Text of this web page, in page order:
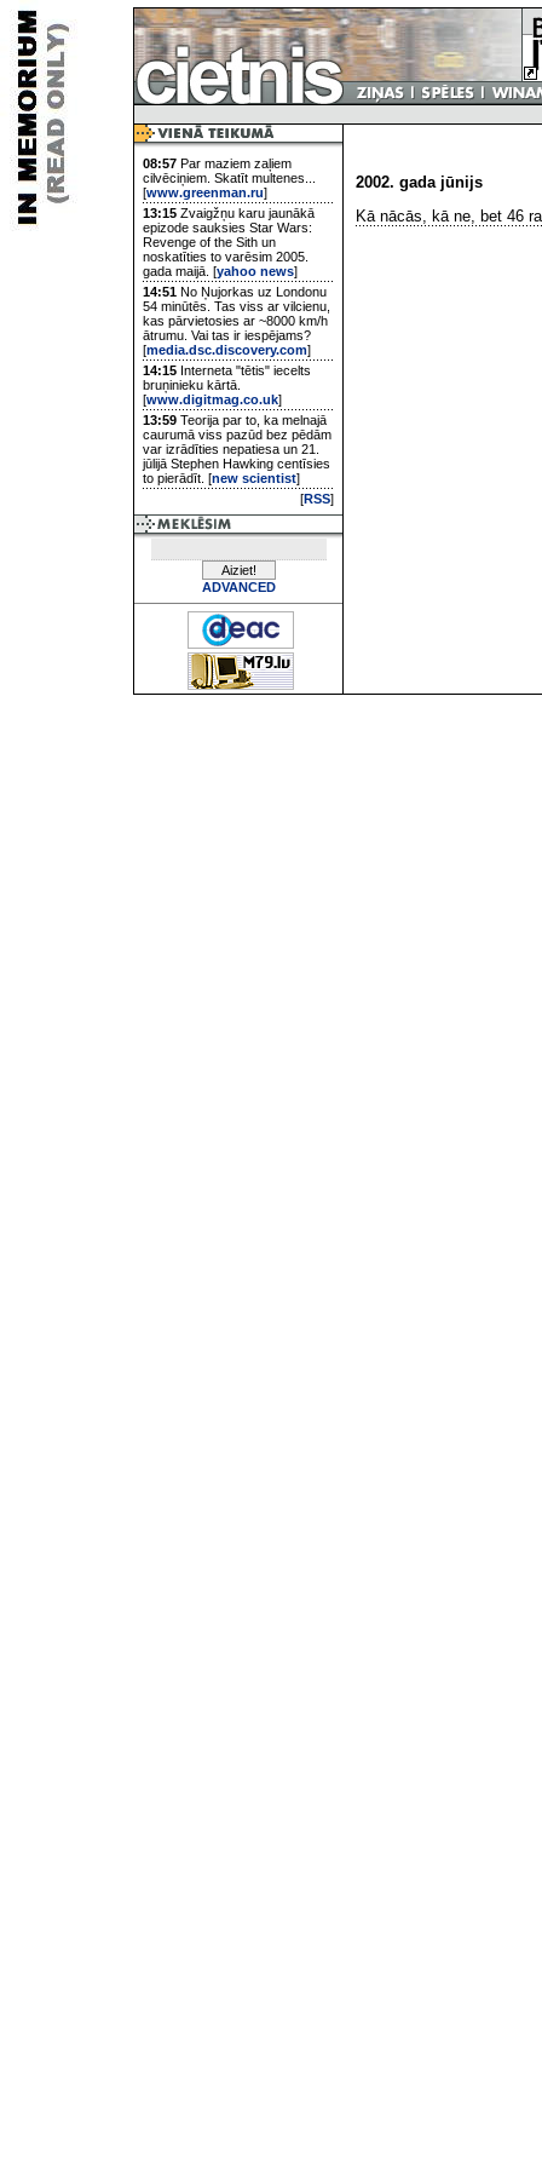
08:57 Par maziem zaļiem
cilvēciņiem. Skatīt multenes...
[www.greenman.ru]
13:15 Zvaigžņu karu jaunākā
epizode sauksies Star Wars:
Revenge of the Sith un
noskatīties to varēsim 2005.
gada maijā. [yahoo news]
14:51 No Ņujorkas uz Londonu
54 minūtēs. Tas viss ar vilcienu,
kas pārvietosies ar ~8000 km/h
ātrumu. Vai tas ir iespējams?
[media.dsc.discovery.com]
14:15 Interneta "tētis" iecelts
bruņinieku kārtā.
[www.digitmag.co.uk]
13:59 Teorija par to, ka melnajā
caurumā viss pazūd bez pēdām
var izrādīties nepatiesa un 21.
jūlijā Stephen Hawking centīsies
to pierādīt. [new scientist]
[RSS]
ADVANCED
2002. gada jūnijs
Kā nācās, kā ne, bet 46